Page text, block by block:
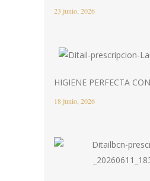
23 junio, 2026
HIGIENE PERFECTA
18 junio, 2026